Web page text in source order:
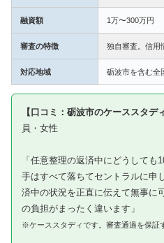
融資額 1万〜300万円
審査の特徴 独自審査。信用
対応地域 砺波市を含む全
【口コミ：砺波市のケーススタディ
員・女性
「任意整理の返済中にどうして
手はすべて落ちてセントラルに申
済中の状況を正直に伝えて無事に
の負担がまったく違います」
※ケーススタディです。審査通過を保証